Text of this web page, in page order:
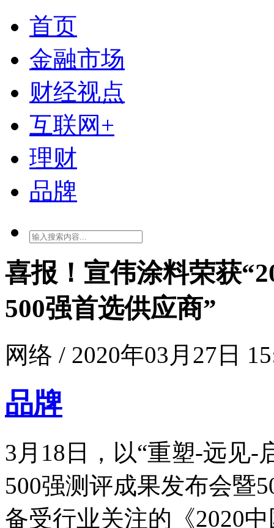
首页
金融市场
财经视点
互联网+
理财
品牌
喜报！宣伟涂料荣获
500强首选供应商”
网络 / 2020年03月27日
品牌
3月18日，以“重塑-远见-
500强测评成果发布会暨
备受行业关注的《2020